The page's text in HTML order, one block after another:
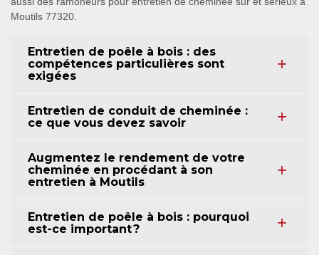
Moutils 77320.
Entretien de poêle à bois : des
compétences particulières sont
exigées
Entretien de conduit de cheminée :
ce que vous devez savoir
Augmentez le rendement de votre
cheminée en procédant à son
entretien à Moutils
Entretien de poêle à bois : pourquoi
est-ce important ?